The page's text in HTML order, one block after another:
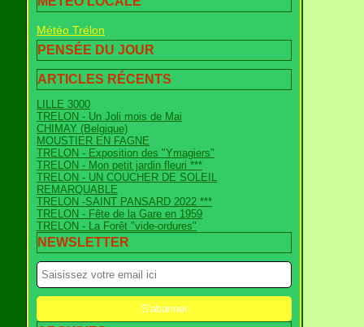
Météo Trélon
PENSÉE DU JOUR
ARTICLES RÉCENTS
LILLE 3000
TRELON - Un Joli mois de Mai
CHIMAY (Belgique)
MOUSTIER EN FAGNE
TRELON - Exposition des "Ymagiers"
TRELON - Mon petit jardin fleuri ***
TRELON - UN COUCHER DE SOLEIL
REMARQUABLE
TRELON -SAINT PANSARD 2022 ***
TRELON - Fête de la Gare en 1959
TRELON - La Forêt "vide-ordures"
NEWSLETTER